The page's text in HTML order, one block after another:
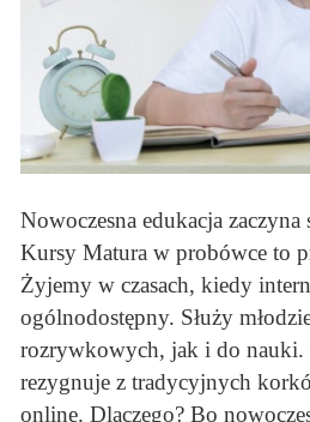
Nowoczesna edukacja zaczyna
Kursy Matura w probówce to
Żyjemy w czasach, kiedy
ogólnodostępny. Służy
rozrywkowych, jak i do nauki.
rezygnuje z tradycyjnych
online. Dlaczego? Bo